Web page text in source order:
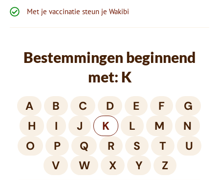
Met je vaccinatie steun je Wakibi
Bestemmingen beginnend
met: K
A B C D E F
G
H
I J K L M
N
O
P Q R S T
U
V
W X Y Z